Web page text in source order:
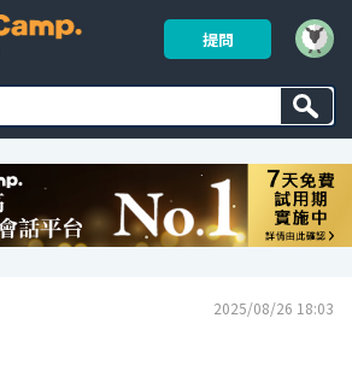
提問
2025/08/26 18:03